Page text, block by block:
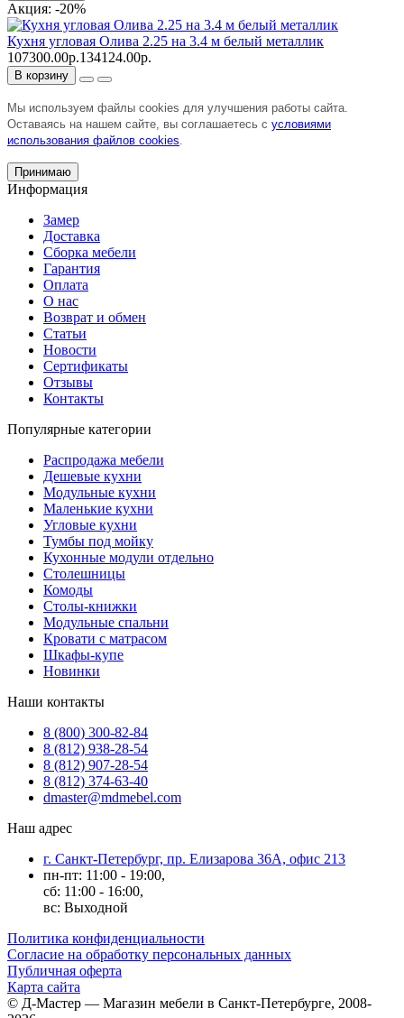
Акция: -20%
Кухня угловая Олива 2.25 на 3.4 м белый металлик
107300.00р.134124.00р.
В корзину
Мы используем файлы cookies для улучшения работы сайта.
Оставаясь на нашем сайте, вы соглашаетесь с условиями
использования файлов cookies.
Принимаю
Информация
Замер
Доставка
Сборка мебели
Гарантия
Оплата
О нас
Возврат и обмен
Статьи
Новости
Сертификаты
Отзывы
Контакты
Популярные категории
Распродажа мебели
Дешевые кухни
Модульные кухни
Маленькие кухни
Угловые кухни
Тумбы под мойку
Кухонные модули отдельно
Столешницы
Комоды
Столы-книжки
Модульные спальни
Кровати с матрасом
Шкафы-купе
Новинки
Наши контакты
8 (800) 300-82-84
8 (812) 938-28-54
8 (812) 907-28-54
8 (812) 374-63-40
dmaster@mdmebel.com
Наш адрес
г. Санкт-Петербург, пр. Елизарова 36А, офис 213
пн-пт: 11:00 - 19:00,
сб: 11:00 - 16:00,
вс: Выходной
Политика конфиденциальности
Согласие на обработку персональных данных
Публичная оферта
Карта сайта
© Д-Мастер — Магазин мебели в Санкт-Петербурге, 2008-